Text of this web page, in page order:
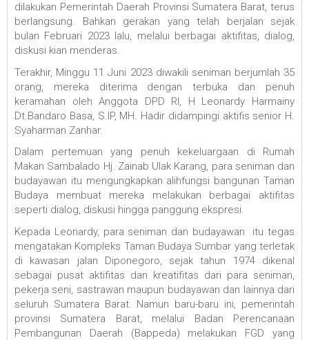
dilakukan Pemerintah Daerah Provinsi Sumatera Barat, terus
berlangsung. Bahkan gerakan yang telah berjalan sejak
bulan Februari 2023 lalu, melalui berbagai aktifitas, dialog,
diskusi kian menderas.
Terakhir, Minggu 11 Juni 2023 diwakili seniman berjumlah 35
orang, mereka diterima dengan terbuka dan penuh
keramahan oleh Anggota DPD RI, H Leonardy Harmainy
Dt.Bandaro Basa, S.IP, MH. Hadir didampingi aktifis senior H.
Syaharman Zanhar.
Dalam pertemuan yang penuh kekeluargaan di Rumah
Makan Sambalado Hj. Zainab Ulak Karang, para seniman dan
budayawan itu mengungkapkan alihfungsi bangunan Taman
Budaya membuat mereka melakukan berbagai aktifitas
seperti dialog, diskusi hingga panggung ekspresi.
Kepada Leonardy, para seniman dan budayawan itu tegas
mengatakan Kompleks Taman Budaya Sumbar yang terletak
di kawasan jalan Diponegoro, sejak tahun 1974 dikenal
sebagai pusat aktifitas dan kreatifitas dari para seniman,
pekerja seni, sastrawan maupun budayawan dan lainnya dari
seluruh Sumatera Barat. Namun baru-baru ini, pemerintah
provinsi Sumatera Barat, melalui Badan Perencanaan
Pembangunan Daerah (Bappeda) melakukan FGD yang